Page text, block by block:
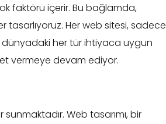
faktörü içerir. Bu bağlamda,
tasarlıyoruz. Her web sitesi, sadece
dünyadaki her tür ihtiyaca uygun
vermeye devam ediyor.
Web tasarımı, bir